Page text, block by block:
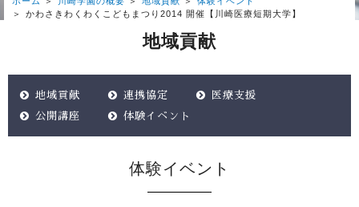
かわさきわくわくこどもまつり2014 開催【川崎医療短期大学】
地域貢献
地域貢献 連携協定
医療支援
公開講座
体験イベント
体験イベント